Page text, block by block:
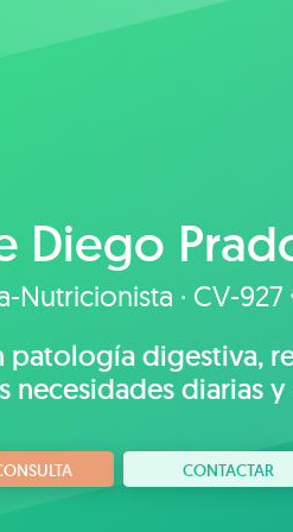
Diego
Nutricionista · CV-927
digestiva,
necesidades diarias
CONTACTAR